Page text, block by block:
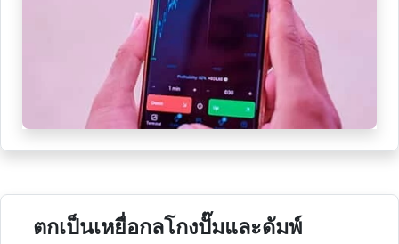
ตกเป็นเหยื่อกลโกงปั๊มและดัมพ์